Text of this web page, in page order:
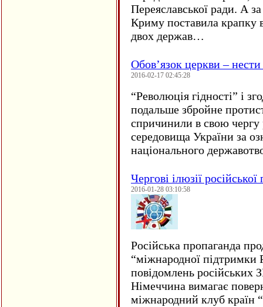
Переяславської ради. А
Криму поставила крапку
двох держав…
Обов’язок церкви –
2016-02-17 02:45:28
“Революція гідності” і
подальше збройне
спричинили в свою чергу
середовища України за
національного
Чергові ілюзії
2016-01-28 03:10:58
Російська пропаганда
“міжнародної підтримки
повідомлень російських
Німеччина вимагає
міжнародний клуб країн